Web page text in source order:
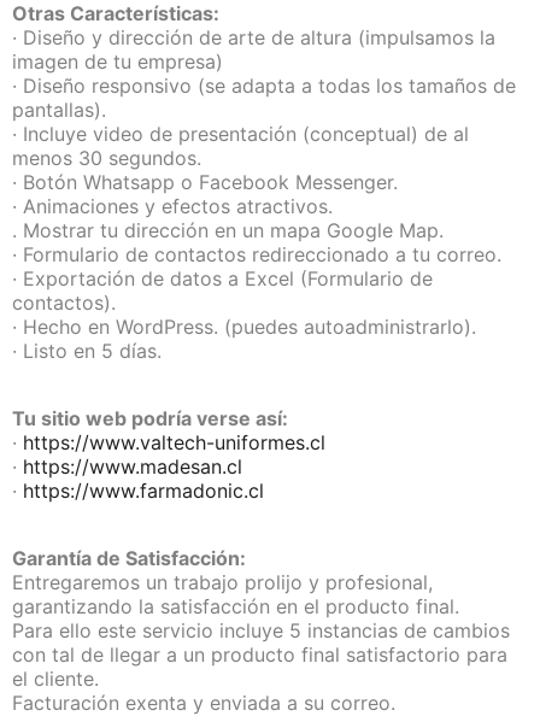
Otras Características:
· Diseño y dirección de arte de altura (impulsamos la
imagen de tu empresa)
· Diseño responsivo (se adapta a todas los tamaños de
pantallas).
· Incluye video de presentación (conceptual) de al
menos 30 segundos.
· Botón Whatsapp o Facebook Messenger.
· Animaciones y efectos atractivos.
. Mostrar tu dirección en un mapa Google Map.
· Formulario de contactos redireccionado a tu correo.
· Exportación de datos a Excel (Formulario de
contactos).
· Hecho en WordPress. (puedes autoadministrarlo).
· Listo en 5 días.
Tu sitio web podría verse así:
· https://www.valtech-uniformes.cl
· https://www.madesan.cl
· https://www.farmadonic.cl
Garantía de Satisfacción:
Entregaremos un trabajo prolijo y profesional,
garantizando la satisfacción en el producto final.
Para ello este servicio incluye 5 instancias de cambios
con tal de llegar a un producto final satisfactorio para
el cliente.
Facturación exenta y enviada a su correo.